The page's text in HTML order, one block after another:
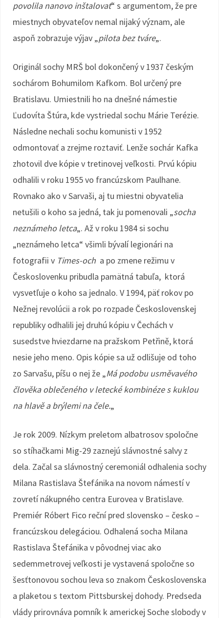
povolila nanovo inštalovať“ s argumentom, že pre
miestnych obyvateľov nemal nijaký význam, ale
aspoň zobrazuje výjav „pilota bez tváre„.
Originál sochy MRŠ bol dokončený v 1937 českým
sochárom Bohumilom Kafkom. Bol určený pre
Bratislavu. Umiestnili ho na dnešné námestie
Ľudovíta Štúra, kde vystriedal sochu Márie Terézie.
Následne nechali sochu komunisti v 1952
odmontovať a zrejme roztaviť. Lenže sochár Kafka
zhotovil dve kópie v tretinovej veľkosti. Prvú kópiu
odhalili v roku 1955 vo francúzskom Paulhane.
Rovnako ako v Sarvaši, aj tu miestni obyvatelia
netušili o koho sa jedná, tak ju pomenovali „socha
neznámeho letca„. Až v roku 1984 si sochu
„neznámeho letca“ všimli bývalí legionári na
fotografii v Times-och a po zmene režimu v
Českoslovenku pribudla pamätná tabuľa, ktorá
vysvetľuje o koho sa jednalo. V 1994, päť rokov po
Nežnej revolúcii a rok po rozpade Československej
republiky odhalili jej druhú kópiu v Čechách v
susedstve hviezdarne na pražskom Petřině, ktorá
nesie jeho meno. Opis kópie sa už odlišuje od toho
zo Sarvašu, píšu o nej že „Má podobu usměvavého
člověka oblečeného v letecké kombinéze s kuklou
na hlavě a brýlemi na čele.„
Je rok 2009. Nízkym preletom albatrosov spoločne
so stíhačkami Mig-29 zaznejú slávnostné salvy z
dela. Začal sa slávnostný ceremoniál odhalenia sochy
Milana Rastislava Štefánika na novom námestí v
zovretí nákupného centra Eurovea v Bratislave.
Premiér Róbert Fico reční pred slovensko – česko –
francúzskou delegáciou. Odhalená socha Milana
Rastislava Štefánika v pôvodnej viac ako
sedemmetrovej veľkosti je vystavená spoločne so
šesťtonovou sochou leva so znakom Československa
a plaketou s textom Pittsburskej dohody. Predseda
vlády prirovnáva pomník k americkej Soche slobody v